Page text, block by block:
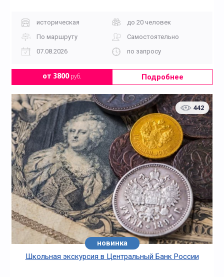
историческая
до 20 человек
По маршруту
Самостоятельно
07.08.2026
по запросу
от 3800руб. Подробнее
442
новинка
Школьная экскурсия в Центральный Банк России